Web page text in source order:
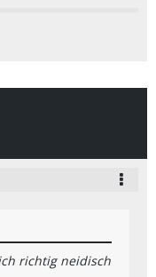
richtig neidisch